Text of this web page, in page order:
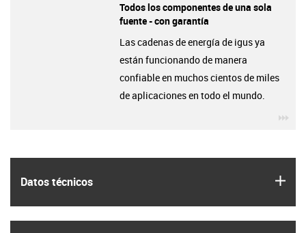
Datos técnicos
Todos los componentes de una sola
fuente - con garantía
Las cadenas de energía de igus ya
están funcionando de manera
confiable en muchos cientos de miles
de aplicaciones en todo el mundo.